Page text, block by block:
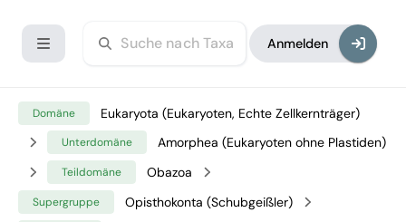
Anmelden
Domäne Eukaryota (Eukaryoten, Echte Zellkernträger)
Unterdomäne Amorphea (Eukaryoten ohne Plastiden)
Teildomäne Obazoa
Supergruppe Opisthokonta (Schubgeißler)